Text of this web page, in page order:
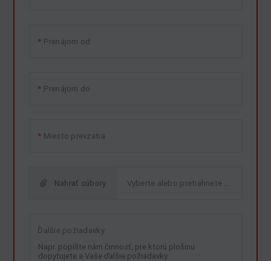
Prenájom od
Prenájom do
Miesto prevzatia
Nahrať súbory
Ďalšie požiadavky